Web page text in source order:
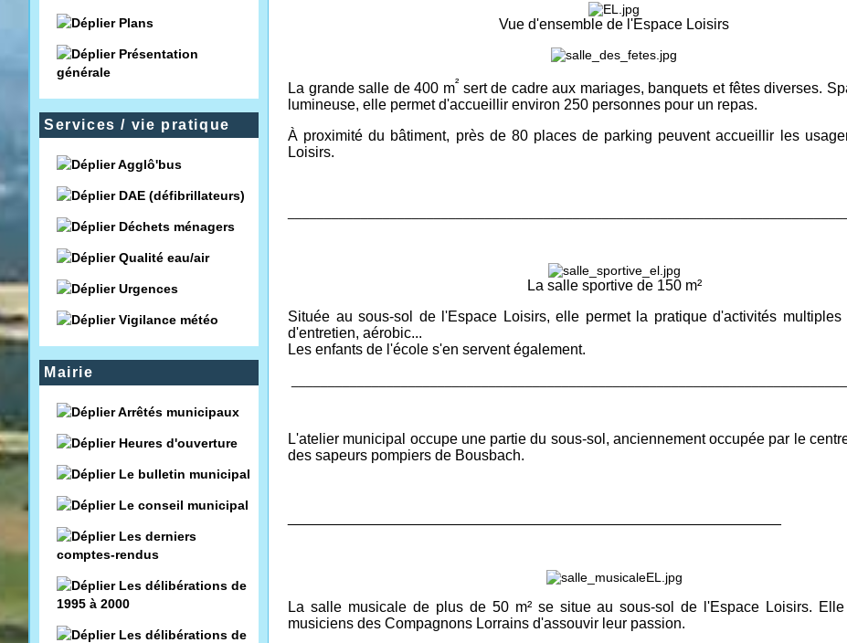
Plans
Présentation
générale
Services / vie pratique
Agglô'bus
DAE (défibrillateurs)
Déchets ménagers
Qualité eau/air
Urgences
Vigilance météo
Mairie
Arrêtés municipaux
Heures d'ouverture
Le bulletin municipal
Le conseil municipal
Les derniers
comptes-rendus
Les délibérations de
1995 à 2000
Les délibérations de
Vue d'ensemble de l'Espace Loisirs
La grande salle de 400 m²sert de cadre aux mariages, banquets et fêtes diverses.
lumineuse, elle permet d'accueillir environ 250 personnes pour un repas.
À proximité du bâtiment, près de 80 places de parking peuvent accueillir les
Loisirs.
La salle sportive de 150 m²
Située au sous-sol de l'Espace Loisirs, elle permet la pratique d'activités multiples
d'entretien, aérobic...
Les enfants de l'école s'en servent également.
L'atelier municipal occupe une partie du sous-sol, anciennement occupée par le
des sapeurs pompiers de Bousbach.
La salle musicale de plus de 50 m² se situe au sous-sol de l'Espace Loisirs.
musiciens des Compagnons Lorrains d'assouvir leur passion.